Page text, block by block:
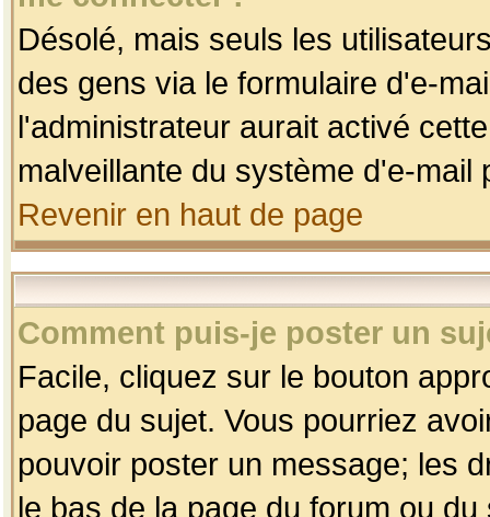
Désolé, mais seuls les
des gens via le formulaire d'e-
l'administrateur aurait activé
malveillante du système d'e-
Revenir en haut de page
Comment puis-je poster un
Facile, cliquez sur le bouton
page du sujet. Vous pourriez
pouvoir poster un message; les
le bas de la page du forum ou